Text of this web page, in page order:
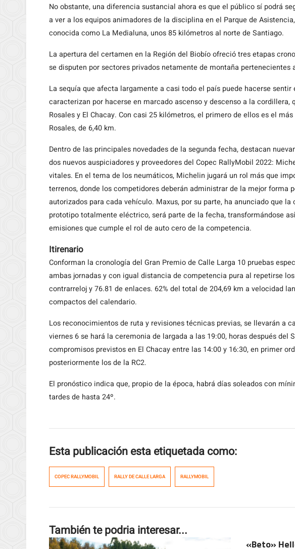
No obstante, una diferencia sustancial ahora es que el público sí podrá
a ver a los equipos animadores de la disciplina en el Parque de
conocida como La Medialuna, unos 85 kilómetros al norte de Santiago.
La apertura del certamen en la Región del Biobío ofreció tres etapas
se disputen por sectores privados netamente de montaña pertenecientes
La sequía que afecta largamente a casi todo el país puede hacerse sentir
caracterizan por hacerse en marcado ascenso y descenso a la cordillera,
Rosales y El Chacay. Con casi 25 kilómetros, el primero de ellos es el
Rosales, de 6,40 km.
Dentro de las principales novedades de la segunda fecha, destacan
dos nuevos auspiciadores y proveedores del Copec RallyMobil 2022:
vitales. En el tema de los neumáticos, Michelin jugará un rol más que
terrenos, donde los competidores deberán administrar de la mejor forma
autorizados para cada vehículo. Maxus, por su parte, ha anunciado que
prototipo totalmente eléctrico, será parte de la fecha, transformándose
emisiones que cumple el rol de auto cero de la competencia.
Itirenario
Conforman la cronología del Gran Premio de Calle Larga 10 pruebas
ambas jornadas y con igual distancia de competencia pura al repetirse
contrarreloj y 76.81 de enlaces. 62% del total de 204,69 km a velocidad
compactos del calendario.
Los reconocimientos de ruta y revisiones técnicas previas, se llevarán a
viernes 6 se hará la ceremonia de largada a las 19:00, horas después del
compromisos previstos en El Chacay entre las 14:00 y 16:30, en primer
posteriormente los de la RC2.
El pronóstico indica que, propio de la época, habrá días soleados con
tardes de hasta 24º.
Esta publicación esta etiquetada como:
COPEC RALLYMOBIL RALLY DE CALLE LARGA RALLYMOBIL
También te podria interesar...
«Beto»